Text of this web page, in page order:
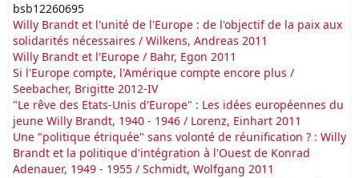
bsb12260695
Willy Brandt et l'unité de l'Europe : de l'objectif de la paix aux
solidarités nécessaires / Wilkens, Andreas 2011
Willy Brandt et l'Europe / Bahr, Egon 2011
Si l'Europe compte, l'Amérique compte encore plus /
Seebacher, Brigitte 2012-IV
"Le rêve des Etats-Unis d'Europe" : Les idées européennes du
jeune Willy Brandt, 1940 - 1946 / Lorenz, Einhart 2011
Une "politique étriquée" sans volonté de réunification ? : Willy
Brandt et la politique d'intégration à l'Ouest de Konrad
Adenauer, 1949 - 1955 / Schmidt, Wolfgang 2011